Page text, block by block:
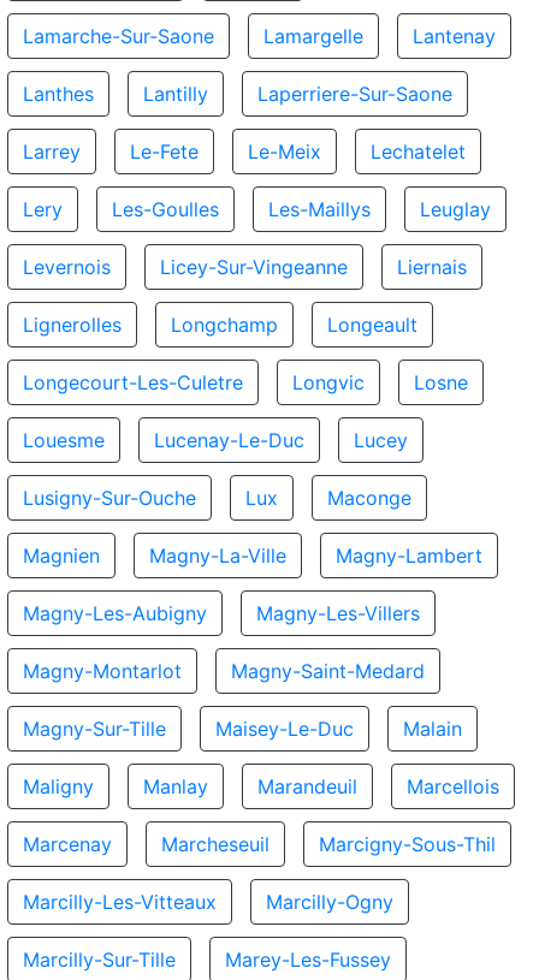
Lamarche-Sur-Saone Lamargelle Lantenay
Lanthes Lantilly Laperriere-Sur-Saone
Larrey Le-Fete Le-Meix Lechatelet
Lery Les-Goulles Les-Maillys Leuglay
Levernois Licey-Sur-Vingeanne Liernais
Lignerolles Longchamp Longeault
Longecourt-Les-Culetre Longvic Losne
Louesme Lucenay-Le-Duc Lucey
Lusigny-Sur-Ouche Lux Maconge
Magnien Magny-La-Ville Magny-Lambert
Magny-Les-Aubigny Magny-Les-Villers
Magny-Montarlot Magny-Saint-Medard
Magny-Sur-Tille Maisey-Le-Duc Malain
Maligny Manlay Marandeuil Marcellois
Marcenay Marcheseuil Marcigny-Sous-Thil
Marcilly-Les-Vitteaux Marcilly-Ogny
Marcilly-Sur-Tille Marey-Les-Fussey